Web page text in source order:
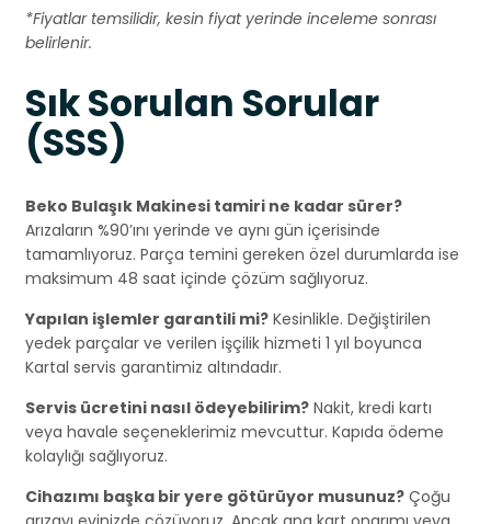
*Fiyatlar temsilidir, kesin fiyat yerinde inceleme sonrası
belirlenir.
Sık Sorulan Sorular
(SSS)
Beko Bulaşık Makinesi tamiri ne kadar sürer?
Arızaların %90’ını yerinde ve aynı gün içerisinde
tamamlıyoruz. Parça temini gereken özel durumlarda ise
maksimum 48 saat içinde çözüm sağlıyoruz.
Yapılan işlemler garantili mi? Kesinlikle. Değiştirilen
yedek parçalar ve verilen işçilik hizmeti 1 yıl boyunca
Kartal servis garantimiz altındadır.
Servis ücretini nasıl ödeyebilirim? Nakit, kredi kartı
veya havale seçeneklerimiz mevcuttur. Kapıda ödeme
kolaylığı sağlıyoruz.
Cihazımı başka bir yere götürüyor musunuz? Çoğu